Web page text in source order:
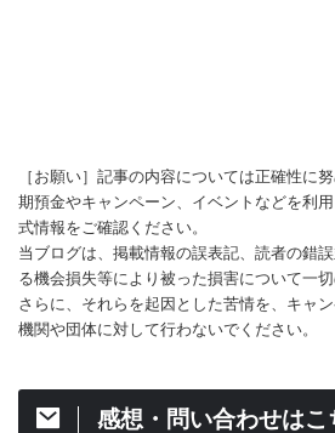
［お願い］記事の内容については正確性に
期預金やキャンペーン、イベントなどを利
式情報をご確認ください。
当ブログは、掲載情報の誤表記、読者の錯
る機会損失等により被った損害について一切
さらに、それらを起因とした苦情を、キャ
機関や団体に対して行わないでください。
感想・問い合わせはこ